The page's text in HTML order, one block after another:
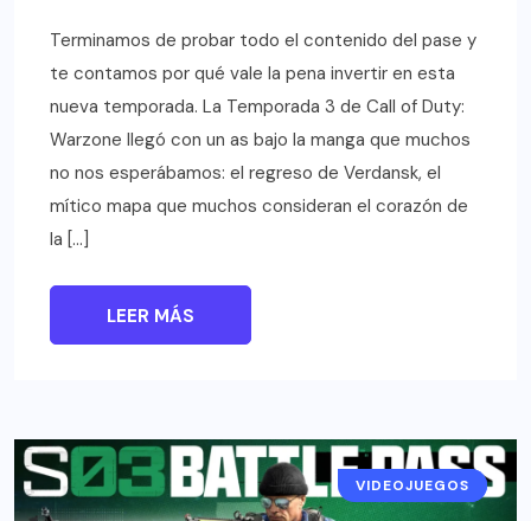
Terminamos de probar todo el contenido del pase y
te contamos por qué vale la pena invertir en esta
nueva temporada. La Temporada 3 de Call of Duty:
Warzone llegó con un as bajo la manga que muchos
no nos esperábamos: el regreso de Verdansk, el
mítico mapa que muchos consideran el corazón de
la […]
LEER MÁS
RESEÑAS
VIDEOJUEGOS